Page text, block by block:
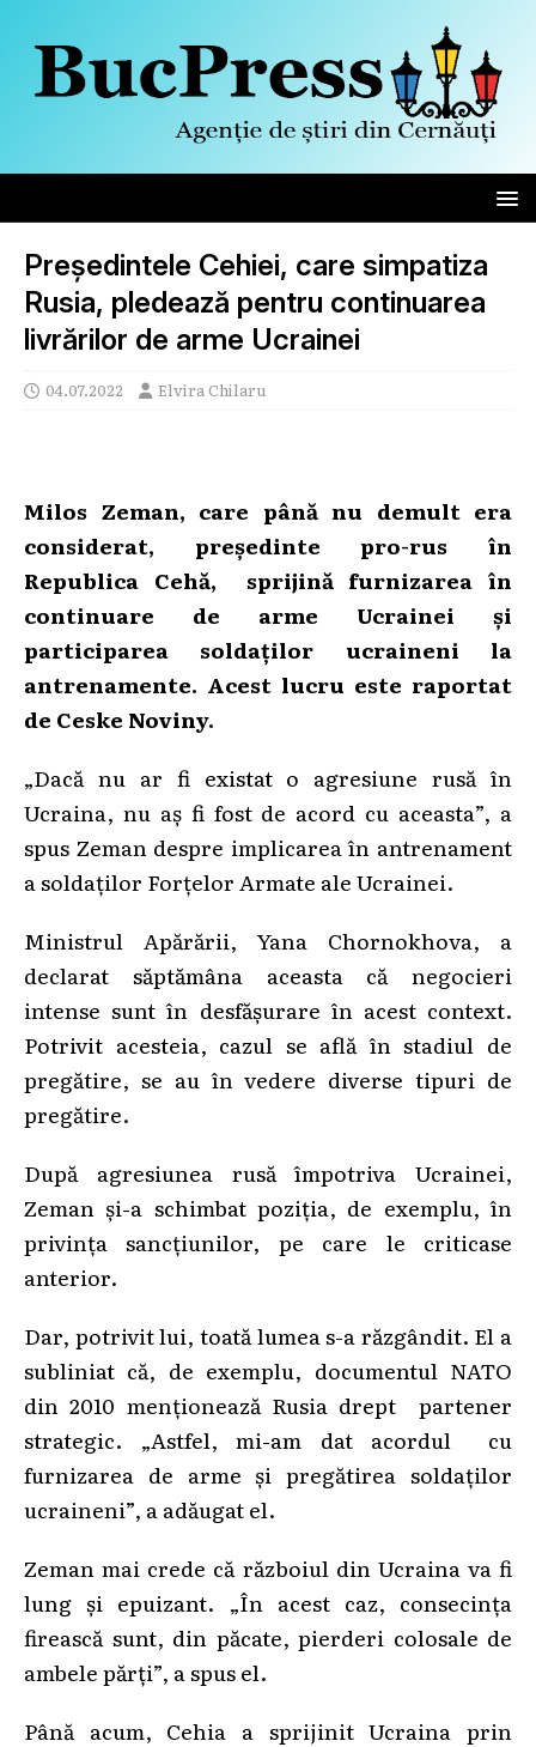
Președintele Cehiei, care simpatiza
Rusia, pledează pentru continuarea
livrărilor de arme Ucrainei
04.07.2022 Elvira Chilaru
Milos Zeman, care până nu demult era
considerat, președinte pro-rus în
Republica Cehă, sprijină furnizarea în
continuare de arme Ucrainei și
participarea soldaților ucraineni la
antrenamente. Acest lucru este raportat
de Ceske Noviny.
„Dacă nu ar fi existat o agresiune rusă în
Ucraina, nu aș fi fost de acord cu aceasta”, a
spus Zeman despre implicarea în antrenament
a soldaților Forțelor Armate ale Ucrainei.
Ministrul Apărării, Yana Chornokhova, a
declarat săptămâna aceasta că negocieri
intense sunt în desfășurare în acest context.
Potrivit acesteia, cazul se află în stadiul de
pregătire, se au în vedere diverse tipuri de
pregătire.
După agresiunea rusă împotriva Ucrainei,
Zeman și-a schimbat poziția, de exemplu, în
privința sancțiunilor, pe care le criticase
anterior.
Dar, potrivit lui, toată lumea s-a răzgândit. El a
subliniat că, de exemplu, documentul NATO
din 2010 menționează Rusia drept partener
strategic. „Astfel, mi-am dat acordul cu
furnizarea de arme și pregătirea soldaților
ucraineni”, a adăugat el.
Zeman mai crede că războiul din Ucraina va fi
lung și epuizant. „În acest caz, consecința
firească sunt, din păcate, pierderi colosale de
ambele părți”, a spus el.
Până acum, Cehia a sprijinit Ucraina prin